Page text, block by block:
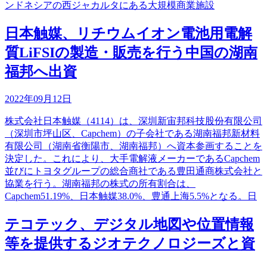
ンドネシアの西ジャカルタにある大規模商業施設
日本触媒、リチウムイオン電池用電解
質LiFSIの製造・販売を行う中国の湖南
福邦へ出資
2022年09月12日
株式会社日本触媒（4114）は、深圳新宙邦科技股份有限公司
（深圳市坪山区、Capchem）の子会社である湖南福邦新材料
有限公司（湖南省衡陽市、湖南福邦）へ資本参画することを
決定した。これにより、大手電解液メーカーであるCapchem
並びにトヨタグループの総合商社である豊田通商株式会社と
協業を行う。湖南福邦の株式の所有割合は、
Capchem51.19%、日本触媒38.0%、豊通上海5.5%となる。日
テコテック、デジタル地図や位置情報
等を提供するジオテクノロジーズと資